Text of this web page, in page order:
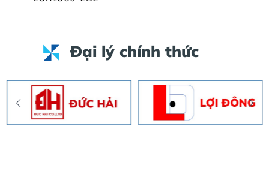
Đại lý chính thức